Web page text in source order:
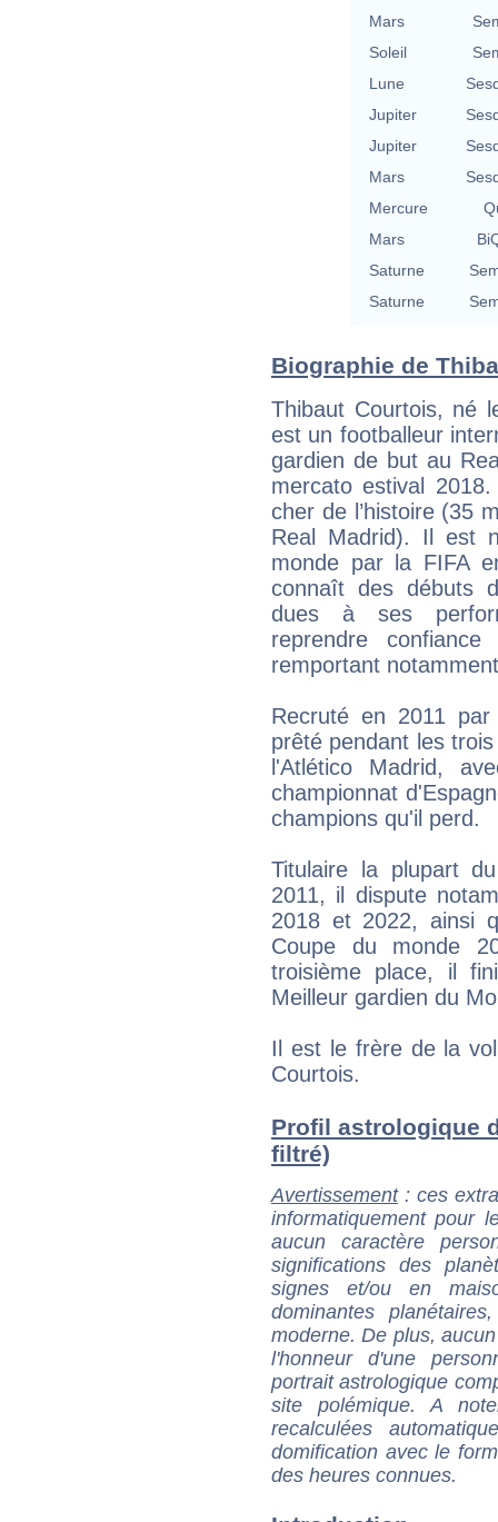
Mars
Soleil
Lune
Jupiter
Jupiter
Mars
Mercure
Mars
Saturne
Saturne
Biographie de
Thibaut Courtois, né
est un footballeur
gardien de but au
mercato estival
cher de l’histoire (35
Real Madrid). Il est
monde par la FIFA
connaît des débuts
dues à ses
reprendre
remportant
Recruté en 2011
prêté pendant les
l'Atlético Madrid,
championnat
champions qu'il perd.
Titulaire la plupart
2011, il dispute
2018 et 2022, ainsi
Coupe du monde
troisième place, il
Meilleur gardien du
Il est le frère de la
Courtois.
Profil astrologique
filtré)
Avertissement: ces
informatiquement pour
aucun caractère
significations des
signes et/ou en
dominantes
moderne. De plus,
l'honneur d'une
portrait astrologique
site polémique. A
recalculées
domification avec le
des heures connues.